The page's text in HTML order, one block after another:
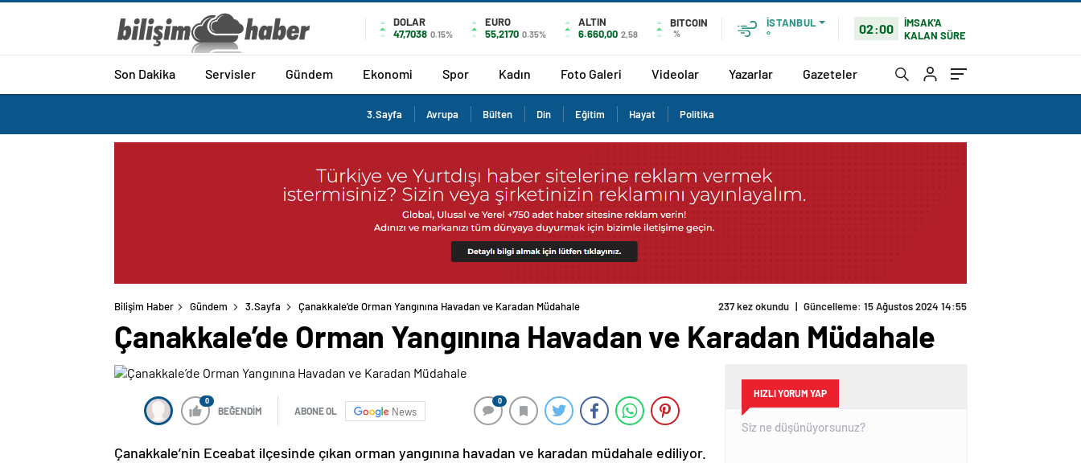
DOLAR
47,7038 0.15%
EURO
55,2170 0.35%
ALTIN
6.660,00 2,58
BITCOIN
%
İSTANBUL
°
02:00
İMSAK'A
KALAN SÜRE
Son Dakika Servisler Gündem Ekonomi Spor Kadın Foto Galeri Videolar Yazarlar Gazeteler
3.Sayfa Avrupa Bülten Din Eğitim Hayat Politika
Bilişim Haber Gündem 3.Sayfa Çanakkale’de Orman Yangınına Havadan ve Karadan Müdahale 237 kez okundu | Güncelleme: 15 Ağustos 2024 14:55
Çanakkale’de Orman Yangınına Havadan ve Karadan Müdahale
0
BEĞENDİM ABONE OL News
0
Çanakkale’nin Eceabat ilçesinde çıkan orman yangınına havadan ve karadan müdahale ediliyor.
HIZLI YORUM YAP